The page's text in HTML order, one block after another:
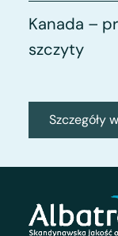
Kanada –
szczyty
Szczegóły